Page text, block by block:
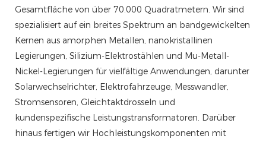
Gesamtfläche von über 70.000 Quadratmetern. Wir sind
spezialisiert auf ein breites Spektrum an bandgewickelten
Kernen aus amorphen Metallen, nanokristallinen
Legierungen, Silizium-Elektrostählen und Mu-Metall-
Nickel-Legierungen für vielfältige Anwendungen, darunter
Solarwechselrichter, Elektrofahrzeuge, Messwandler,
Stromsensoren, Gleichtaktdrosseln und
kundenspezifische Leistungstransformatoren. Darüber
hinaus fertigen wir Hochleistungskomponenten mit